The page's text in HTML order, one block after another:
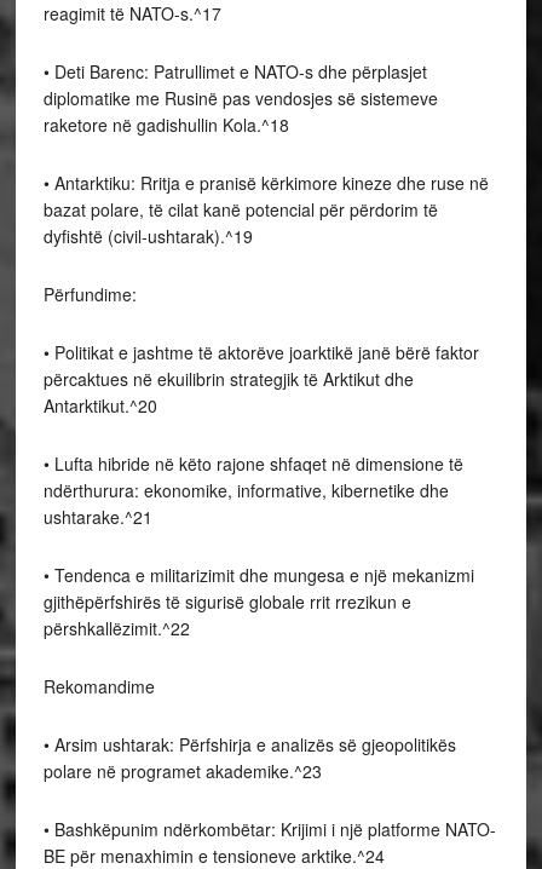
reagimit të NATO-s.^17
• Deti Barenc: Patrullimet e NATO-s dhe përplasjet
diplomatike me Rusinë pas vendosjes së sistemeve
raketore në gadishullin Kola.^18
• Antarktiku: Rritja e pranisë kërkimore kineze dhe ruse në
bazat polare, të cilat kanë potencial për përdorim të
dyfishtë (civil-ushtarak).^19
Përfundime:
• Politikat e jashtme të aktorëve joarktikë janë bërë faktor
përcaktues në ekuilibrin strategjik të Arktikut dhe
Antarktikut.^20
• Lufta hibride në këto rajone shfaqet në dimensione të
ndërthurura: ekonomike, informative, kibernetike dhe
ushtarake.^21
• Tendenca e militarizimit dhe mungesa e një mekanizmi
gjithëpërfshirës të sigurisë globale rrit rrezikun e
përshkallëzimit.^22
Rekomandime
• Arsim ushtarak: Përfshirja e analizës së gjeopolitikës
polare në programet akademike.^23
• Bashkëpunim ndërkombëtar: Krijimi i një platforme NATO-
BE për menaxhimin e tensioneve arktike.^24